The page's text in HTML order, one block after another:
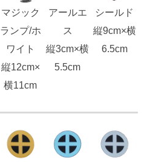
マジック
ランプ/ホ
ワイト
縦12cm×
横11cm
アールエ
ス
縦3cm×横
5.5cm
シールド
縦9cm×横
6.5cm